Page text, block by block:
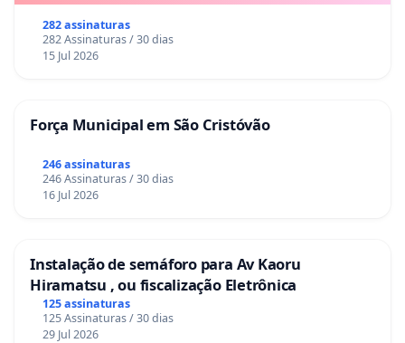
282 assinaturas
282 Assinaturas / 30 dias
15 Jul 2026
Força Municipal em São Cristóvão
246 assinaturas
246 Assinaturas / 30 dias
16 Jul 2026
Instalação de semáforo para Av Kaoru
Hiramatsu , ou fiscalização Eletrônica
125 assinaturas
125 Assinaturas / 30 dias
29 Jul 2026